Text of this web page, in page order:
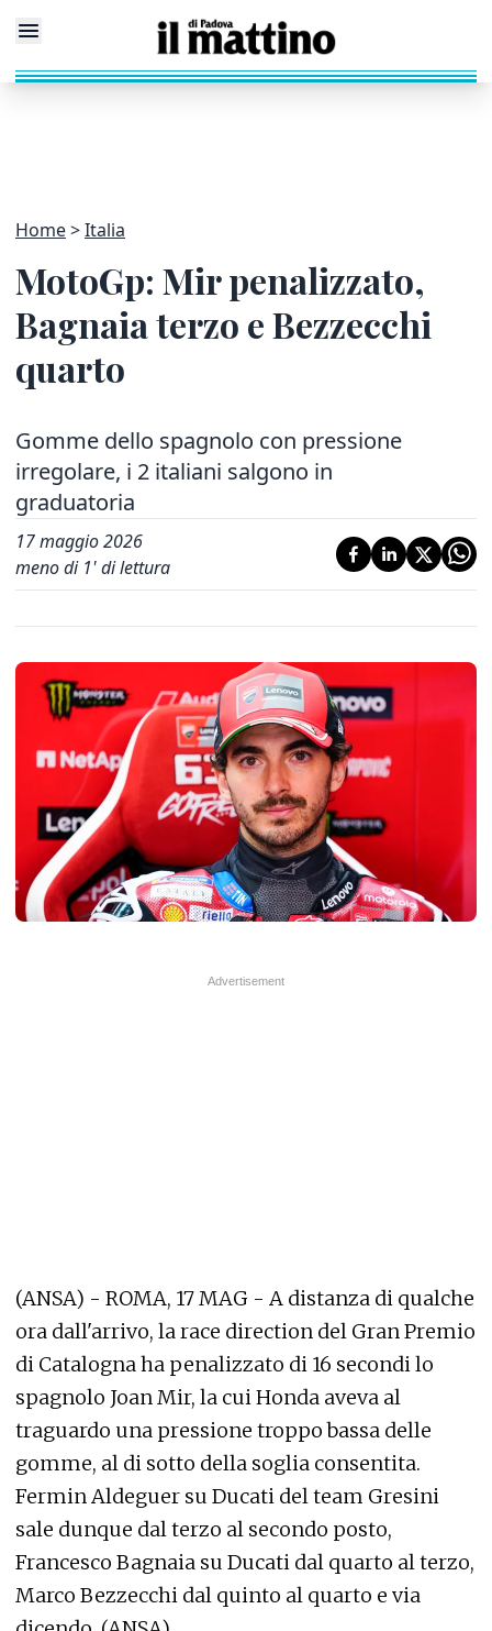
Home Italia
MotoGp: Mir penalizzato,
Bagnaia terzo e Bezzecchi
quarto
Gomme dello spagnolo con pressione
irregolare, i 2 italiani salgono in
graduatoria
17 maggio 2026
meno di 1' di lettura
(ANSA) - ROMA, 17 MAG - A distanza di qualche
ora dall'arrivo, la race direction del Gran Premio
di Catalogna ha penalizzato di 16 secondi lo
spagnolo Joan Mir, la cui Honda aveva al
traguardo una pressione troppo bassa delle
gomme, al di sotto della soglia consentita.
Fermin Aldeguer su Ducati del team Gresini
sale dunque dal terzo al secondo posto,
Francesco Bagnaia su Ducati dal quarto al terzo,
Marco Bezzecchi dal quinto al quarto e via